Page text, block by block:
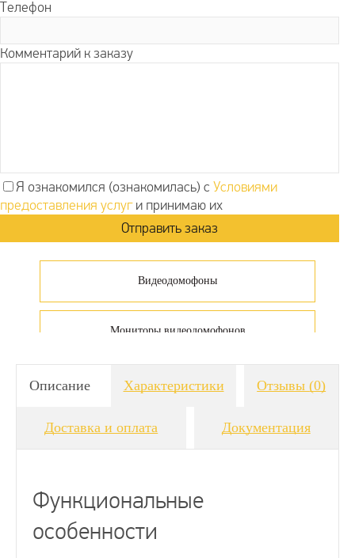
Телефон
Комментарий к заказу
Я ознакомился (ознакомилась) с Условиями
предоставления услуги принимаю их
Видеодомофоны
Мониторы видеодомофонов
Видеодомофоны сенсорные
Видеодомофоны для дачи
Аналоговые видеодомофоны
Описание Характеристики Отзывы(0)
Доставка и оплата Документация
Функциональные
особенности